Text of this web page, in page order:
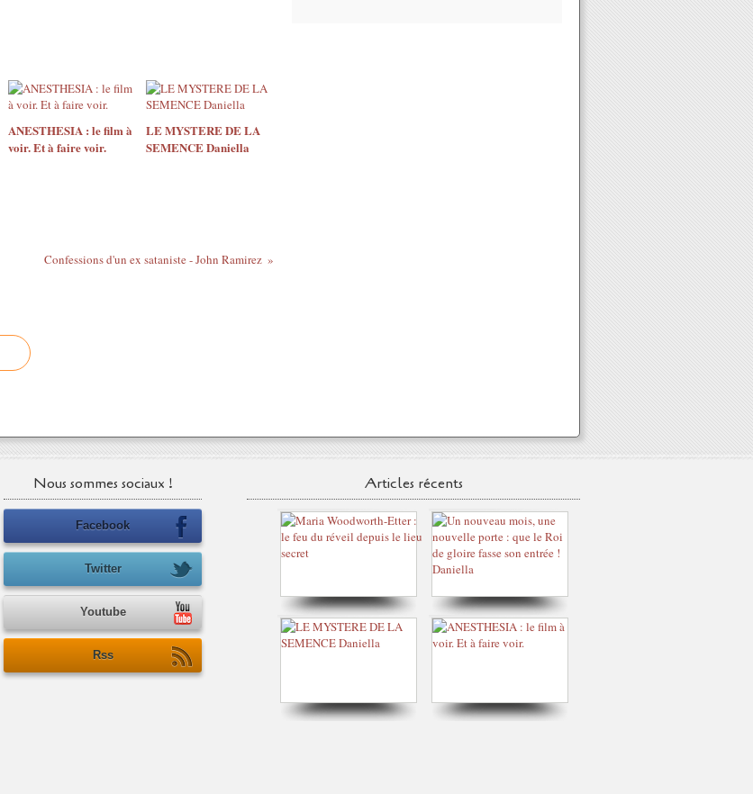
ANESTHESIA : le film à
voir. Et à faire voir.
LE MYSTERE DE LA
SEMENCE Daniella
Confessions d'un ex sataniste - John Ramirez
Nous sommes sociaux !
Facebook
Twitter
Youtube
Rss
Articles récents